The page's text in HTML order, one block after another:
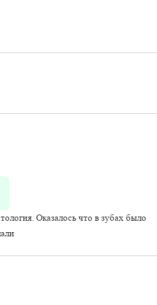
Оказалось что в зубах было